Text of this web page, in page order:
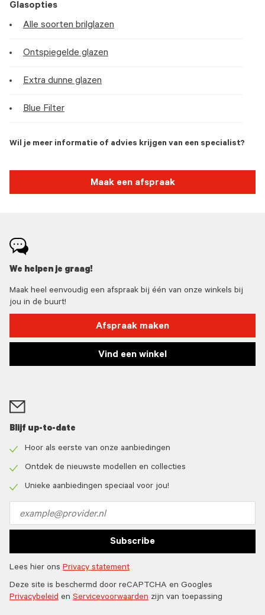
Glasopties
Alle soorten brilglazen
Ontspiegelde glazen
Extra dunne glazen
Blue Filter
Wil je meer informatie of advies krijgen van een specialist?
Maak een afspraak
We helpen je graag!
Maak heel eenvoudig een afspraak bij één van onze winkels bij
jou in de buurt!
Afspraak maken
Vind een winkel
Blijf up-to-date
icon
Hoor als eerste van onze aanbiedingen
icon
Ontdek de nieuwste modellen en collecties
Unieke aanbiedingen speciaal voor jou!
address
Subscribe
Lees hier ons Privacy statement
Deze site is beschermd door reCAPTCHA en Googles
Privacybeleid en Servicevoorwaarden zijn van toepassing